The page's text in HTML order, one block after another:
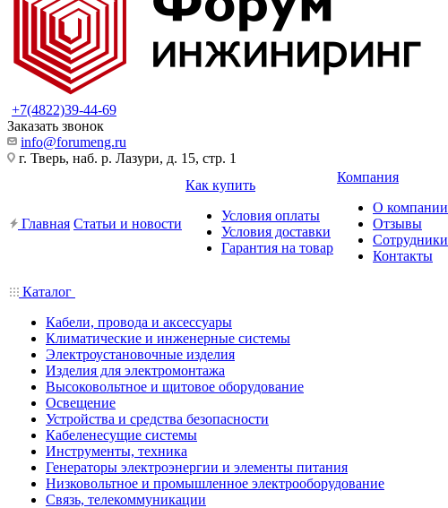
+7(4822)39-44-69
Заказать звонок
info@forumeng.ru
г. Тверь, наб. р. Лазури, д. 15, стр. 1
Главная Статьи и новости
Как купить
Условия оплаты
Условия доставки
Гарантия на товар
Компания
О компании
Отзывы
Сотрудники
Контакты
Каталог
Кабели, провода и аксессуары
Климатические и инженерные системы
Электроустановочные изделия
Изделия для электромонтажа
Высоковольтное и щитовое оборудование
Освещение
Устройства и средства безопасности
Кабеленесущие системы
Инструменты, техника
Генераторы электроэнергии и элементы питания
Низковольтное и промышленное электрооборудование
Связь, телекоммуникации